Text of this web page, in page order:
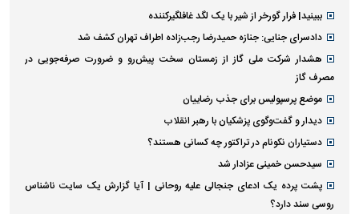
ببینید| فرار گورخر از شیر با یک لگد غافلگیرکننده
دادسرای جنایی: جنازه حمیدرضا رجب‌زاده اطراف تهران کشف شد
هشدار شرکت ملی گاز از زمستان سخت پیش‌رو و ضرورت صرفه‌جویی در
مصرف گاز
موضع پرسپولیس برای جذب رضاییان
دیدار و گفت‌وگوی پزشکیان با رهبر انقلاب
دستیاران نکونام در تراکتور چه کسانی هستند؟
سیدحسن خمینی عزادار شد
پشت پرده یک ادعای جنجالی علیه روحانی | آیا گزارش یک سایت ناشناس
روسی سند دارد؟